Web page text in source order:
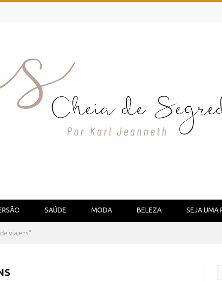
SAÚDE MODA BELEZA SEJA UMA
viajens"